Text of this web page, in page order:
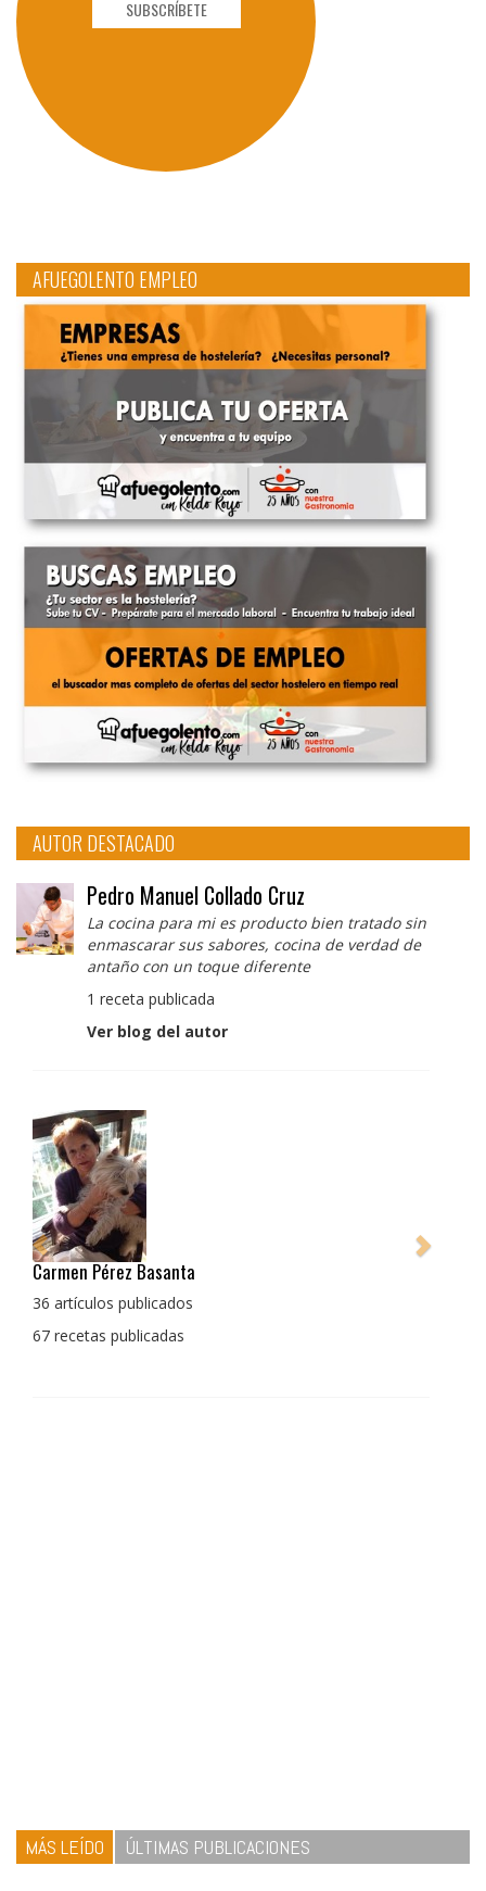
SUBSCRÍBETE
AFUEGOLENTO EMPLEO
AUTOR DESTACADO
Pedro Manuel Collado Cruz
La cocina para mi es producto bien tratado sin
enmascarar sus sabores, cocina de verdad de
antaño con un toque diferente
1 receta publicada
Ver blog del autor
Pedro Manuel Collado Cruz
La cocina para mi es producto bien tratado sin
con un toque diferente